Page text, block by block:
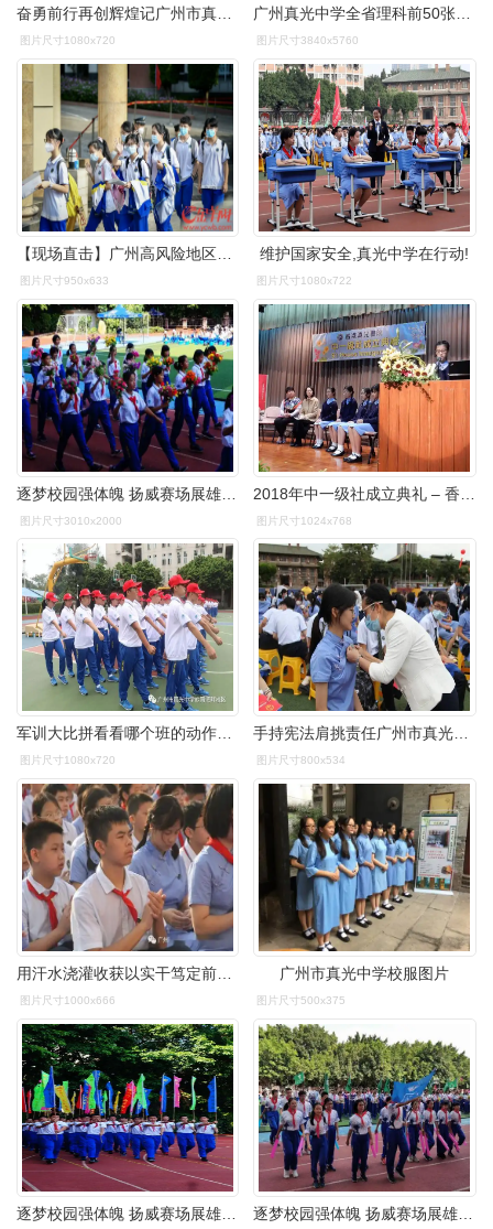
奋勇前行再创辉煌记广州市真光中学岭南湾畔校区初中部2017学年第二
图片尺寸1080x720
广州真光中学全省理科前50张林海:考前住院一个月最终力挽狂澜
图片尺寸3840x5760
图片尺寸950x633
维护国家安全,真光中学在行动!
图片尺寸1080x722
图片尺寸3010x2000 图片尺寸1024x768
军训大比拼看看哪个班的动作最标准广州市真光中学岭南湾畔校区艺芸社
图片尺寸1080x720
手持宪法肩挑责任广州市真光中学举行成人宣誓仪式
图片尺寸800x534
图片尺寸1000x666
广州市真光中学校服图片
图片尺寸500x375